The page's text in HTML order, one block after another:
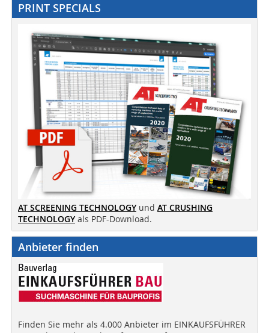
PRINT SPECIALS
AT SCREENING TECHNOLOGY und AT CRUSHING
TECHNOLOGY als PDF-Download.
Anbieter finden
Finden Sie mehr als 4.000 Anbieter im EINKAUFSFÜHRER